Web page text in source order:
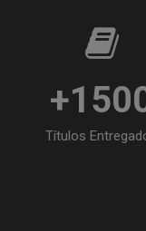
Títulos